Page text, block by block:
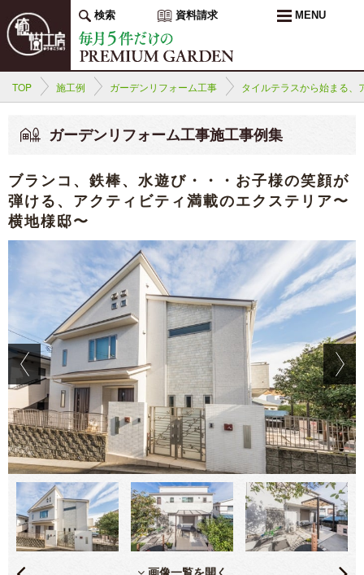
検索 資料請求 MENU
TOP 施工例 ガーデンリフォーム工事 タイルテラスから始まる、
ガーデンリフォーム工事施工事例集
ブランコ、鉄棒、水遊び・・・お子様の笑顔が
弾ける、アクティビティ満載のエクステリア〜
横地様邸〜
画像一覧を開く